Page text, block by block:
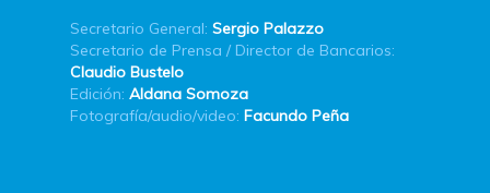
Secretario General: Sergio Palazzo
Secretario de Prensa / Director de Bancarios:
Claudio Bustelo
Edición: Aldana Somoza
Fotografía/audio/video: Facundo Peña